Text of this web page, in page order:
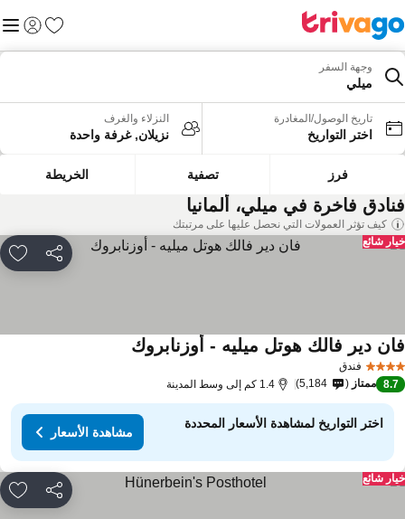
المفضلة
تسجيل
وجهة السفر
ميلي
تاريخ الوصول/المغادرة
اختر التواريخ
النزلاء والغرف
نزيلان, غرفة واحدة
فرز تصفية الخريطة
فاخرة في ميلي، ألمانيا
كيف تؤثر العمولات التي نحصل عليها على مرتبتك
مشاركة
شائع
فندق
دير فالك هوتل ميليه - أوزنابروك
8.7 ممتاز 5,184 1.4 كم إلى وسط المدينة
اختر التواريخ لمشاهدة الأسعار المحددة
مشاهدة الأسعار
مشاركة
شائع